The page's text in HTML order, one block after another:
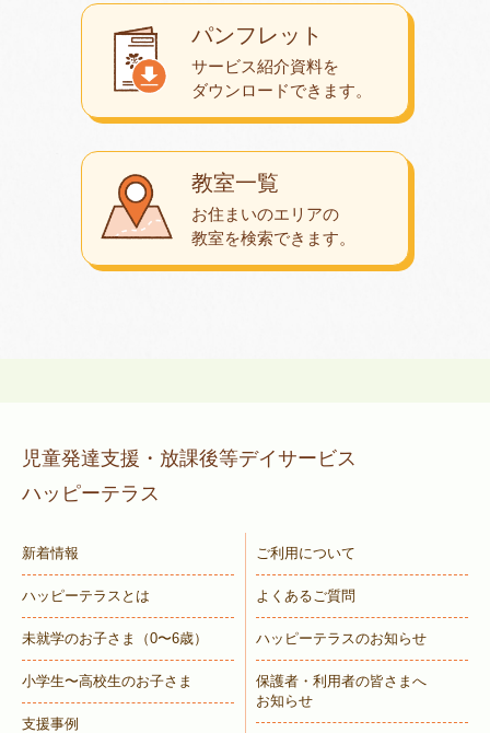
教室一覧
お住まいのエリアの
教室を検索できます。
パンフレット
サービス紹介資料を
ダウンロードできます。
児童発達支援・放課後等デイサービス
ハッピーテラス
新着情報
ハッピーテラスとは
未就学のお子さま （0〜6歳）
小学生〜高校生のお子さま
支援事例
ご利用について
よくあるご質問
ハッピーテラスのお知らせ
保護者・利用者の皆さまへ
お知らせ